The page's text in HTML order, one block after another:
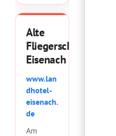
Alte
Fliegerschule
Eisenach
www.lan
dhotel-
eisenach.
de
Am